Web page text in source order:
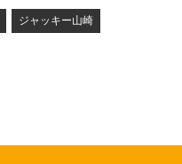
ジャッキー山崎